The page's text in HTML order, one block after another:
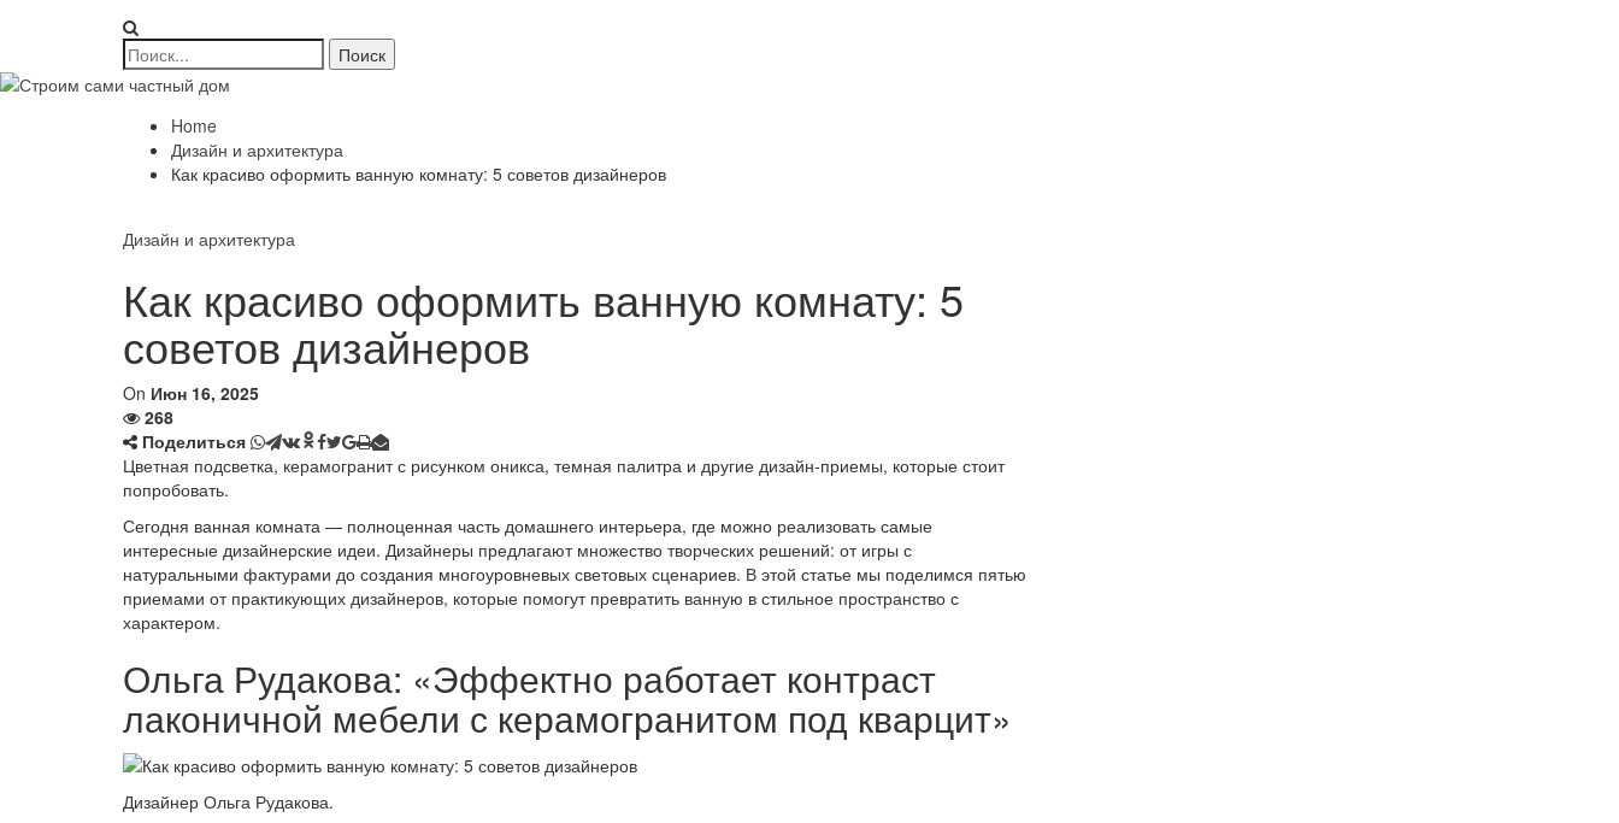
Home
Дизайн и архитектура
Как красиво оформить ванную комнату: 5 советов дизайнеров
Дизайн и архитектура
Как красиво оформить ванную комнату: 5
советов дизайнеров
On Июн 16, 2025
268
Поделиться
Цветная подсветка, керамогранит с рисунком оникса, темная палитра и другие дизайн-приемы, которые стоит
попробовать.
Сегодня ванная комната — полноценная часть домашнего интерьера, где можно реализовать самые
интересные дизайнерские идеи. Дизайнеры предлагают множество творческих решений: от игры с
натуральными фактурами до создания многоуровневых световых сценариев. В этой статье мы поделимся пятью
приемами от практикующих дизайнеров, которые помогут превратить ванную в стильное пространство с
характером.
Ольга Рудакова: «Эффектно работает контраст
лаконичной мебели с керамогранитом под кварцит»
Дизайнер Ольга Рудакова.